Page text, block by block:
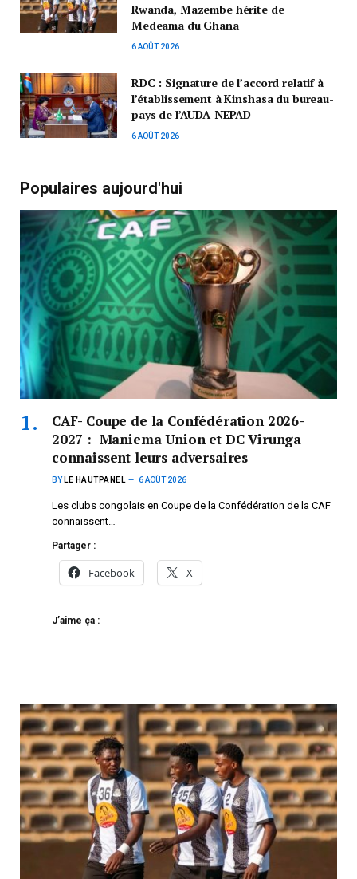
Rwanda, Mazembe hérite de
Medeama du Ghana
6 AOÛT 2026
RDC : Signature de l’accord relatif à
l’établissement à Kinshasa du bureau-
pays de l’AUDA-NEPAD
6 AOÛT 2026
Populaires aujourd'hui
CAF- Coupe de la Confédération 2026-
2027 : Maniema Union et DC Virunga
connaissent leurs adversaires
BY LE HAUTPANEL 6 AOÛT 2026
Les clubs congolais en Coupe de la Confédération de la CAF
connaissent…
Partager :
Facebook X
J’aime ça :